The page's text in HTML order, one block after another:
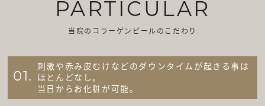
PARTICULAR
当院のコラーゲンピールのこだわり
01.
刺激や赤み皮むけなどのダウンタイムが起きる事は
ほとんどなし。
当日からお化粧が可能。